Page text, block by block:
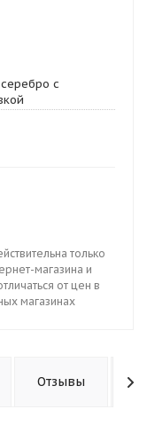
с
только
магазина и
от цен в
магазинах
Отзывы